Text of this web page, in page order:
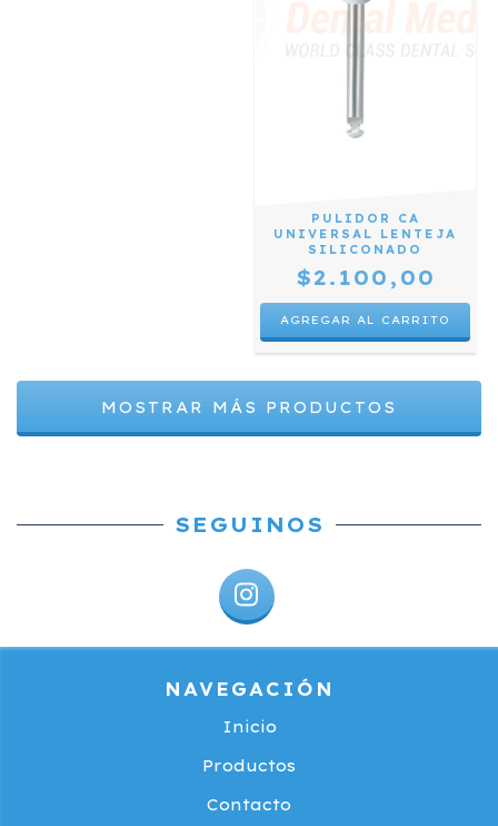
PULIDOR CA
UNIVERSAL LENTEJA
SILICONADO
$2.100,00
MOSTRAR MÁS PRODUCTOS
SEGUINOS
NAVEGACIÓN
Inicio
Productos
Contacto